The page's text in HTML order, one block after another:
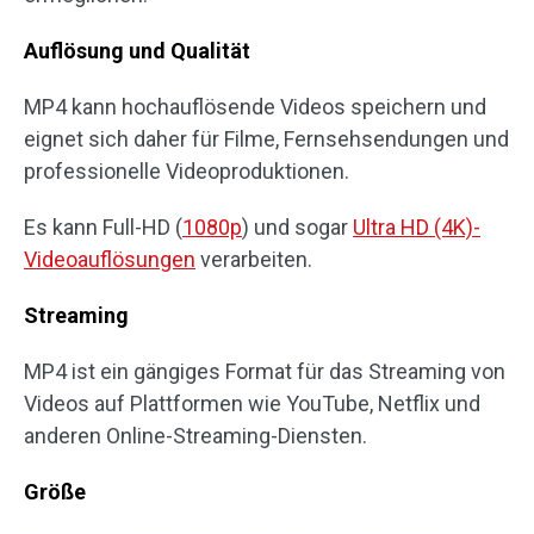
Auflösung und Qualität
MP4 kann hochauflösende Videos speichern und
eignet sich daher für Filme, Fernsehsendungen und
professionelle Videoproduktionen.
Es kann Full-HD (1080p) und sogar Ultra HD (4K)-
Videoauflösungen verarbeiten.
Streaming
MP4 ist ein gängiges Format für das Streaming von
Videos auf Plattformen wie YouTube, Netflix und
anderen Online-Streaming-Diensten.
Größe